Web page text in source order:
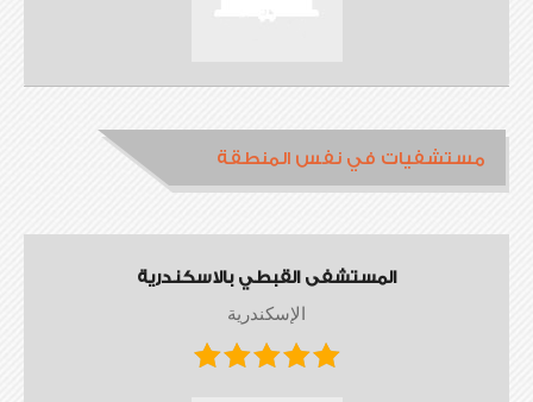
مستشفيات في نفس المنطقة
المستشفى القبطي بالاسكندرية
الإسكندرية